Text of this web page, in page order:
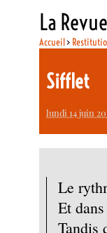
La
Accueil> Restitutio
Sifflet
lundi 14 juin
Le
Et
Tandis